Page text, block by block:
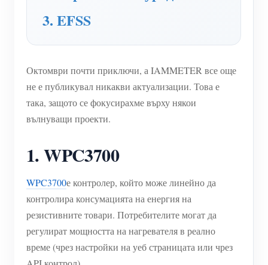
WiFi контролер за захранване
IAMMETER Cloud Pro
EV зарядно устройство
IAMMETER Симулатор
Виртуален измервателен уред
Приложения
Енергиен монитор на слънчева фотоволтаична
система
Монитор за потребление на електроенергия
Система за управление на фотоволтаични
Магазин
Ресурси
Бърз старт на продукта
Документ
Общност
3. EFSS
Октомври почти приключи, а IAMMETER все още
не е публикувал никакви актуализации. Това е
така, защото се фокусирахме върху някои
вълнуващи проекти.
1. WPC3700
WPC3700е контролер, който може линейно да
контролира консумацията на енергия на
резистивните товари. Потребителите могат да
регулират мощността на нагревателя в реално
време (чрез настройки на уеб страницата или чрез